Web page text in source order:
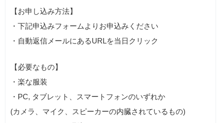
【お申し込み方法】
・下記申込みフォームよりお申込みください
・自動返信メールにあるURLを当日クリック
【必要なもの】
・楽な服装
・PC, タブレット、スマートフォンのいずれか
(カメラ、マイク、スピーカーの内臓されているもの)